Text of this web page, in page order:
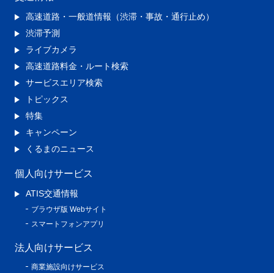
高速道路・一般道情報（渋滞・事故・通行止め）
渋滞予測
ライブカメラ
高速道路料金・ルート検索
サービスエリア検索
トピックス
特集
キャンペーン
くるまのニュース
個人向けサービス
ATIS交通情報
ブラウザ版 Webサイト
スマートフォンアプリ
法人向けサービス
商業施設向けサービス